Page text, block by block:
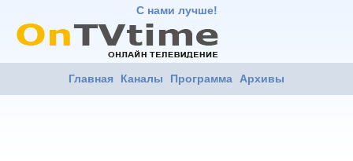
С нами лучше!
Главная Каналы Программа Архивы